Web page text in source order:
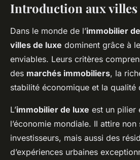
Les villes les plus
l'immobilier de
Manon•20 décembre 2024•5 min de
Introduction aux villes
Dans le monde de l’immobilier
villes de luxe dominent grâce à
enviables. Leurs critères
des marchés immobiliers, la
stabilité économique et la qualité
L’immobilier de luxe est un pilier
l’économie mondiale. Il attire non
investisseurs, mais aussi des
d’expériences urbaines